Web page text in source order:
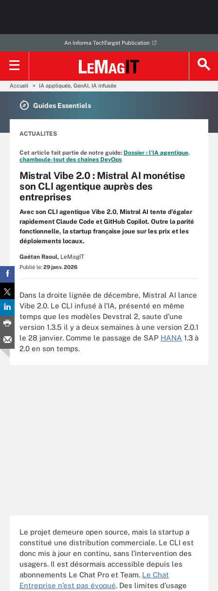
An Informa TechTarget Publication
Accueil IA appliquée, GenAI, IA infusée
Guides Essentiels
ACTUALITES
Cet article fait partie de notre guide: Dossier : l’IA agentique,
chamboule-tout des chaînes DevOps
Mistral Vibe 2.0 : Mistral AI monétise
son CLI agentique auprès des
entreprises
Avec son CLI agentique Vibe 2.0, Mistral AI tente d’égaler
rapidement Claude Code et GitHub Copilot. Outre la parité
fonctionnelle, la startup française joue sur les prix et les
déploiements locaux.
Gaétan Raoul, LeMagIT
Publié le: 29 janv. 2026
Dans la droite lignée de décembre, Mistral AI lance
Vibe 2.0. Le CLI infusé à l’IA, présenté en même
temps que les modèles Devstral 2, saute d’une
version 1.3.5 il y a deux semaines à une version 2.0.1
le 28 janvier. Comme le passage de SAP HANA 1.3 à
2.0 en son temps.
Le projet demeure open source, mais la startup a
constitué une distribution commerciale. Le CLI est
donc mis à jour en continu, sans l’intervention des
usagers. Il est désormais accessible depuis les
abonnements Le Chat Pro et Team. Le Chat
Entreprise n’est pas évoqué. Des limites d’usage